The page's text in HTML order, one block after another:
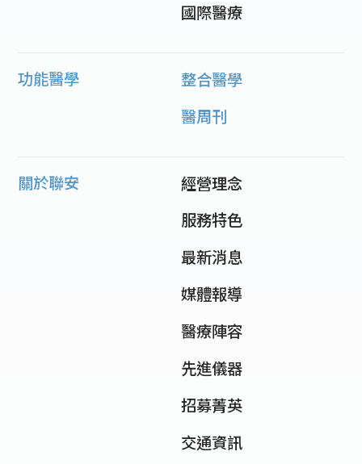
國際醫療
功能醫學
整合醫學
醫周刊
關於聯安
經營理念
服務特色
最新消息
媒體報導
醫療陣容
先進儀器
招募菁英
交通資訊